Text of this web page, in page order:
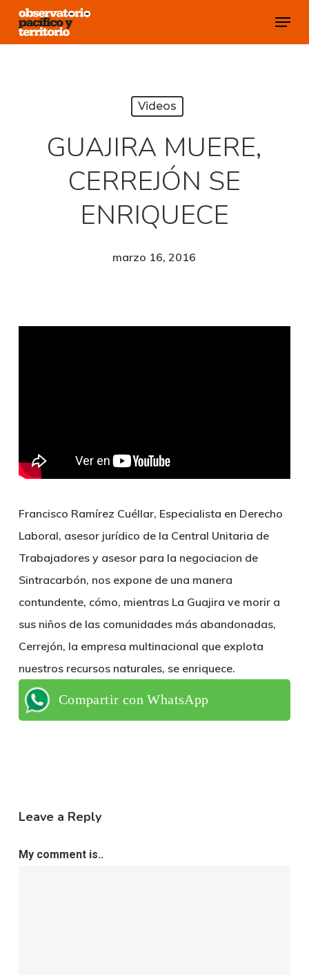
Skip
Menu
Videos
GUAJIRA MUERE,
CERREJÓN SE
ENRIQUECE
marzo 16, 2016
Francisco Ramírez Cuéllar, Especialista en Derecho
Laboral, asesor jurídico de la Central Unitaria de
Trabajadores y asesor para la negociacion de
Sintracarbón, nos expone de una manera
contundente, cómo, mientras La Guajira ve morir a
sus niños de las comunidades más abandonadas,
Cerrejón, la empresa multinacional que explota
nuestros recursos naturales, se enriquece.
Compartir con WhatsApp
Leave a Reply
My comment is..
Close